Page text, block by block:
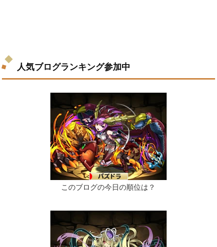
人気ブログランキング参加中
このブログの今日の順位は？